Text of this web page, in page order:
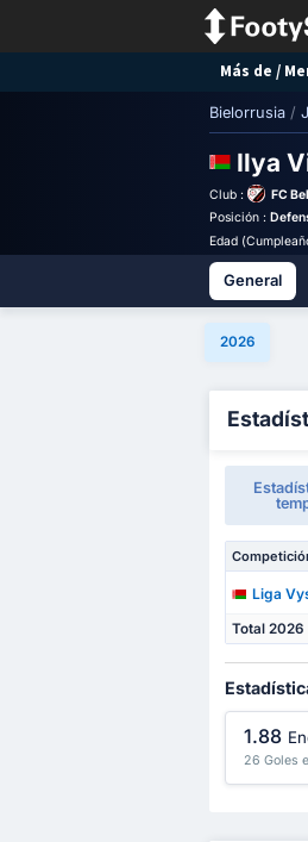
Más de /
Bielorrusia /
Ilya
Club :
FC
Posición :
Edad
General
2026
Liga
Total 2026
1.88
26 Goles